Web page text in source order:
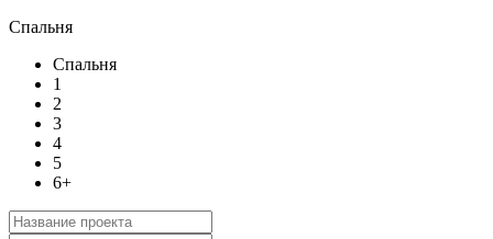
Спальня
Спальня
1
2
3
4
5
6+